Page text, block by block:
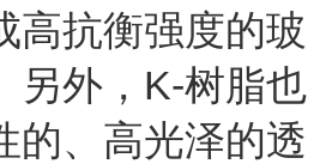
高抗衡强度的玻
另外，K-树脂也
的、高光泽的透